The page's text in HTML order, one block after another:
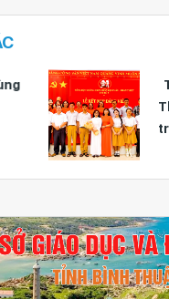
Trường THPT Phan Bội
Thiết kết nạp 15 đảng
trong năm học 2025 -